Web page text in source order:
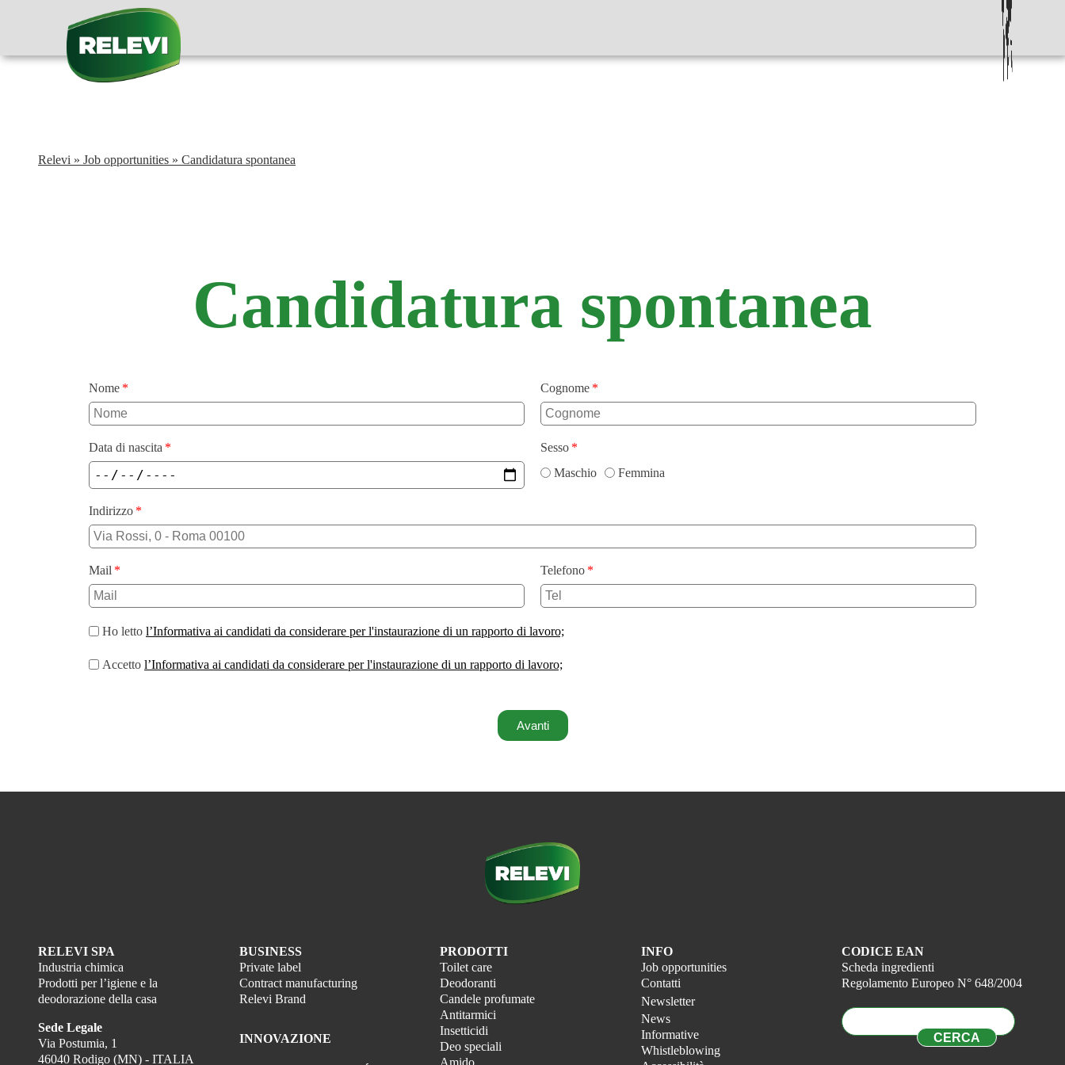
Relevi » Job opportunities » Candidatura spontanea
Candidatura spontanea
Nome Cognome
Data di nascita
Sesso
Maschio
Femmina
Indirizzo
Mail Telefono
Ho letto l’Informativa ai candidati da considerare per l'instaurazione di un rapporto di lavoro;
Accetto l’Informativa ai candidati da considerare per l'instaurazione di un rapporto di lavoro;
Avanti
RELEVI SPA
Industria chimica
Prodotti per l’igiene e la
deodorazione della casa
Sede Legale
Via Postumia, 1
46040 Rodigo (MN) - ITALIA
BUSINESS
Private label
Contract manufacturing
Relevi Brand
INNOVAZIONE
PRODOTTI
Toilet care
Deodoranti
Candele profumate
Antitarmici
Insetticidi
Deo speciali
Amido
INFO
Job opportunities
Contatti
Newsletter
News
Informative
Whistleblowing
CODICE EAN
Scheda ingredienti
Regolamento Europeo N° 648/2004